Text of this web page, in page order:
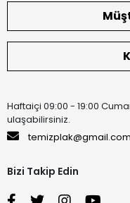
Haftaiçi 09:00 - 19:00
ulaşabilirsiniz.
temizplak@gmail.com
Bizi Takip Edin